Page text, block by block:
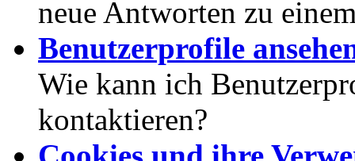
neue Antworten zu
Benutzerprofile
Wie kann ich
kontaktieren?